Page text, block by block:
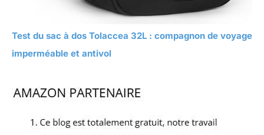
Test du sac à dos Tolaccea 32L : compagnon de voyage
imperméable et antivol